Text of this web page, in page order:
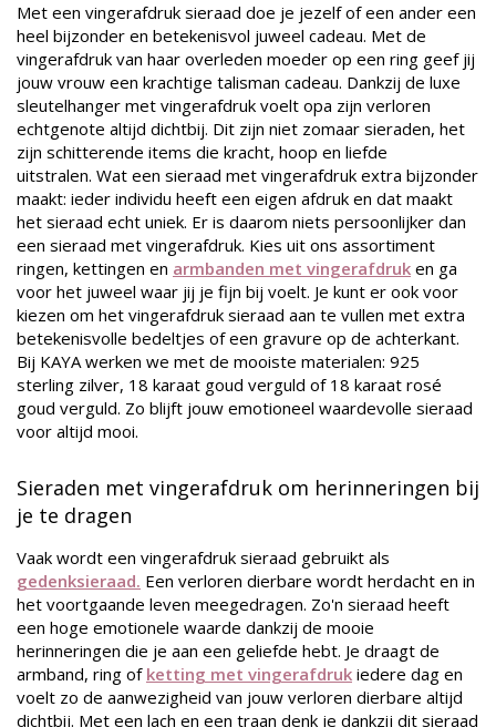
Met een vingerafdruk sieraad doe je jezelf of een ander een
heel bijzonder en betekenisvol juweel cadeau. Met de
vingerafdruk van haar overleden moeder op een ring geef jij
jouw vrouw een krachtige talisman cadeau. Dankzij de luxe
sleutelhanger met vingerafdruk voelt opa zijn verloren
echtgenote altijd dichtbij. Dit zijn niet zomaar sieraden, het
zijn schitterende items die kracht, hoop en liefde
uitstralen. Wat een sieraad met vingerafdruk extra bijzonder
maakt: ieder individu heeft een eigen afdruk en dat maakt
het sieraad echt uniek. Er is daarom niets persoonlijker dan
een sieraad met vingerafdruk. Kies uit ons assortiment
ringen, kettingen en armbanden met vingerafdruk en ga
voor het juweel waar jij je fijn bij voelt. Je kunt er ook voor
kiezen om het vingerafdruk sieraad aan te vullen met extra
betekenisvolle bedeltjes of een gravure op de achterkant.
Bij KAYA werken we met de mooiste materialen: 925
sterling zilver, 18 karaat goud verguld of 18 karaat rosé
goud verguld. Zo blijft jouw emotioneel waardevolle sieraad
voor altijd mooi.
Sieraden met vingerafdruk om herinneringen bij
je te dragen
Vaak wordt een vingerafdruk sieraad gebruikt als
gedenksieraad. Een verloren dierbare wordt herdacht en in
het voortgaande leven meegedragen. Zo'n sieraad heeft
een hoge emotionele waarde dankzij de mooie
herinneringen die je aan een geliefde hebt. Je draagt de
armband, ring of ketting met vingerafdruk iedere dag en
voelt zo de aanwezigheid van jouw verloren dierbare altijd
dichtbij. Met een lach en een traan denk je dankzij dit sieraad